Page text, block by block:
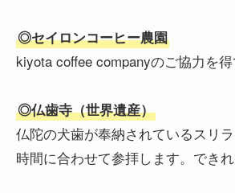
◎セイロンコーヒー農園
kiyota coffee companyのご協力を
◎仏歯寺（世界遺産）
仏陀の犬歯が奉納されているスリ
時間に合わせて参拝します。でき